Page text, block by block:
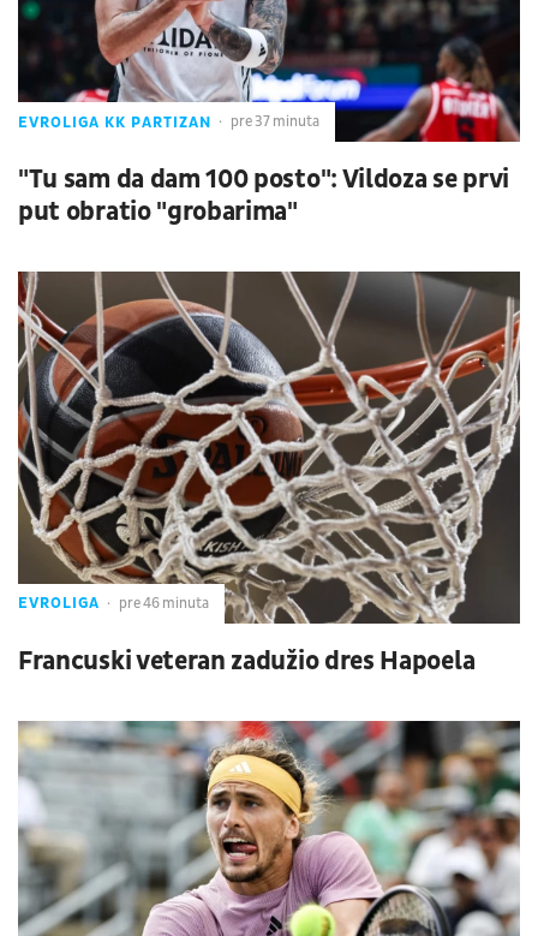
EVROLIGA KK PARTIZAN pre 37 minuta
"Tu sam da dam 100 posto": Vildoza se prvi
put obratio "grobarima"
EVROLIGA pre 46 minuta
Francuski veteran zadužio dres Hapoela